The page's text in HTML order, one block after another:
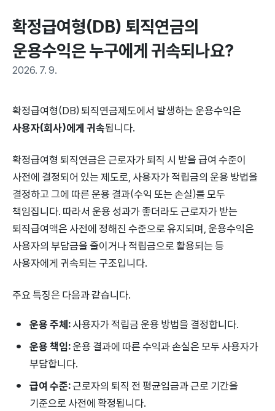
확정급여형(DB) 퇴직연금의
운용수익은 누구에게 귀속되나요?
2026. 7. 9.
확정급여형(DB) 퇴직연금제도에서 발생하는 운용수익은
사용자(회사)에게 귀속됩니다.
확정급여형 퇴직연금은 근로자가 퇴직 시 받을 급여 수준이
사전에 결정되어 있는 제도로, 사용자가 적립금의 운용 방법을
결정하고 그에 따른 운용 결과(수익 또는 손실)를 모두
책임집니다. 따라서 운용 성과가 좋더라도 근로자가 받는
퇴직급여액은 사전에 정해진 수준으로 유지되며, 운용수익은
사용자의 부담금을 줄이거나 적립금으로 활용되는 등
사용자에게 귀속되는 구조입니다.
주요 특징은 다음과 같습니다.
운용 주체:사용자가 적립금 운용 방법을 결정합니다.
운용 책임:운용 결과에 따른 수익과 손실은 모두 사용자가
부담합니다.
급여 수준:근로자의 퇴직 전 평균임금과 근로 기간을
기준으로 사전에 확정됩니다.